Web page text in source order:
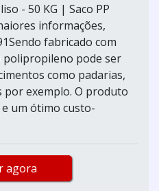
- 50 KG | Saco PP
informações,
fabricado com
polipropileno pode ser
como padarias,
por exemplo. O produto
um ótimo custo-
agora